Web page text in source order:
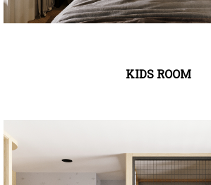
KIDS ROOM